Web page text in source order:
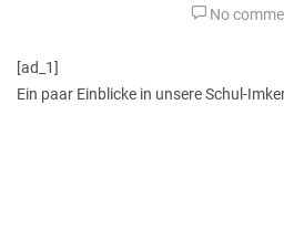
No
[ad_1]
Ein paar Einblicke in unsere Schul-